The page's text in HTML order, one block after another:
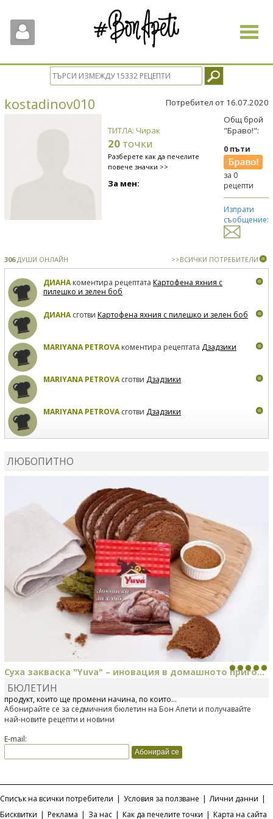
Toggle
kostadinov010 Потребител от 16.07.2020
ТИТЛА: Чирак
20 точки
Разберете как да печелите
повече значки >>
За мен:
Общ брой
"Браво!":
0 пъти
за 0
рецепти
Изпрати
съобщение:
306ДУШИ ОНЛАЙН >>ВСИЧКИ ПОТРЕБИТЕЛИ
ДИАНАкоментира рецептата Картофена яхния с
пилешко и зелен боб
ДИАНАсготви Картофена яхния с пилешко и зелен боб
MARIYANA PETROVAкоментира рецептата Дзадзики
MARIYANA PETROVAсготви Дзадзики
MARIYANA PETROVAсготви Дзадзики
ЛЮБОПИТНО
Суха закваска "Yuva" – иновация в домашното приго...
Отскоро Лесафр България стартира предлагането на изцяло нов
продукт, който ще промени начина, по който...
БЮЛЕТИН
Абонирайте се за седмичния бюлетин на Бон Апети и получавайте
най-новите рецепти и новини
E-mail:
Списък на всички потребители | Условия за ползване | Лични данни |
Бисквитки | Реклама | За нас | Как да печелите точки | Карта на сайта